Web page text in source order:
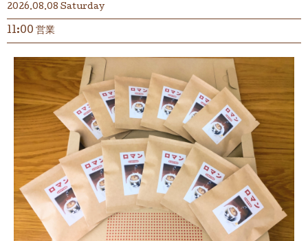
2026.08.08 Saturday
11:00 営業